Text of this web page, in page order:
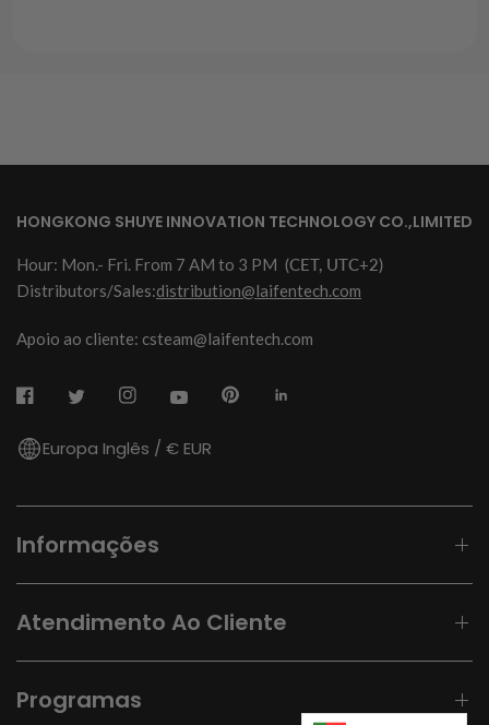
HONGKONG SHUYE INNOVATION TECHNOLOGY CO.,LIMITED
Hour: Mon.- Fri. From 7 AM to 3 PM (CET, UTC+2)
Distributors/Sales:distribution@laifentech.com
Apoio ao cliente: csteam@laifentech.com
Europa Inglês / € EUR
Informações
Atendimento Ao Cliente
Programas